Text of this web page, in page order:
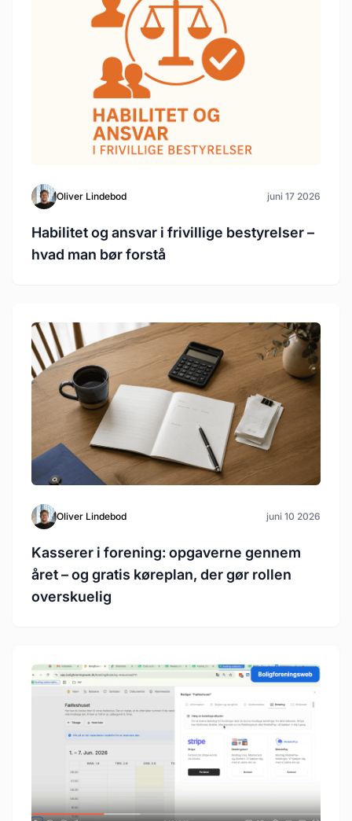
Oliver Lindebod juni 17 2026
Habilitet og ansvar i frivillige bestyrelser –
hvad man bør forstå
Oliver Lindebod juni 10 2026
Kasserer i forening: opgaverne gennem
året – og gratis køreplan, der gør rollen
overskuelig